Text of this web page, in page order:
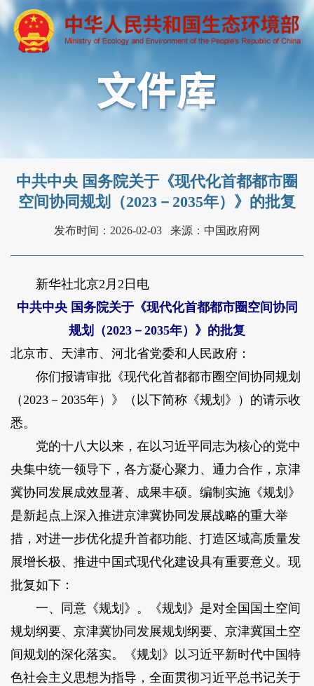
中共中央 国务院关于《现代化首都都市圈
空间协同规划（2023－2035年）》的批复
发布时间：2026-02-03 来源：中国政府网
新华社北京2月2日电
中共中央 国务院关于《现代化首都都市圈空间协同
规划（2023－2035年）》的批复
北京市、天津市、河北省党委和人民政府：
你们报请审批《现代化首都都市圈空间协同规划
（2023－2035年）》（以下简称《规划》）的请示收
悉。
党的十八大以来，在以习近平同志为核心的党中
央集中统一领导下，各方凝心聚力、通力合作，京津
冀协同发展成效显著、成果丰硕。编制实施《规划》
是新起点上深入推进京津冀协同发展战略的重大举
措，对进一步优化提升首都功能、打造区域高质量发
展增长极、推进中国式现代化建设具有重要意义。现
批复如下：
一、同意《规划》。《规划》是对全国国土空间
规划纲要、京津冀协同发展规划纲要、京津冀国土空
间规划的深化落实。《规划》以习近平新时代中国特
色社会主义思想为指导，全面贯彻习近平总书记关于